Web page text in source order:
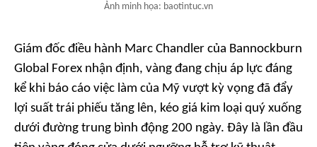
Ảnh minh họa: baotintuc.vn
Giám đốc điều hành Marc Chandler của Bannockburn
Global Forex nhận định, vàng đang chịu áp lực đáng
kể khi báo cáo việc làm của Mỹ vượt kỳ vọng đã đẩy
lợi suất trái phiếu tăng lên, kéo giá kim loại quý xuống
dưới đường trung bình động 200 ngày. Đây là lần đầu